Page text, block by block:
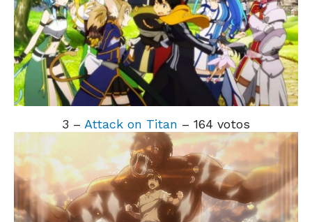
3 – Attack on Titan – 164 votos